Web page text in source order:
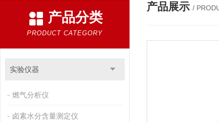
产品分类
PRODUCT CATEGORY
实验仪器
燃气分析仪
卤素水分含量测定仪
产品展示 /